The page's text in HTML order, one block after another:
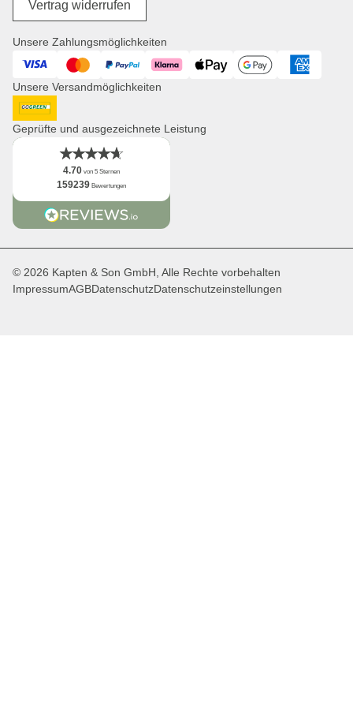
Wickelprodukte
Uhren
Jobs
Presse
Kooperationsanfragen
Distribution & B2B
Newsletter
App
Vertrag widerrufen
Unsere Zahlungsmöglichkeiten
Visa Mastercard PayPal Klarna ApplePay GooglePay American
Unsere Versandmöglichkeiten
DHL GoGreen
Geprüfte und ausgezeichnete Leistung
4.70 von 5 Sternen
159239 Bewertungen
© 2026 Kapten & Son GmbH, Alle Rechte vorbehalten
ImpressumAGBDatenschutzDatenschutzeinstellungen